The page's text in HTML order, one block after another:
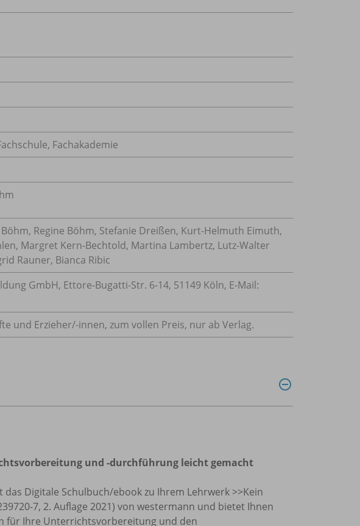
Fachakademie
Regine Böhm, Stefanie Dreißen, Kurt-Helmuth Eimuth,
Margret Kern-Bechtold, Martina Lambertz, Lutz-Walter
Rauner, Bianca Ribic
GmbH, Ettore-Bugatti-Str. 6-14, 51149 Köln, E-Mail:
und Erzieher/-innen, zum vollen Preis, nur ab Verlag.
und -durchführung leicht gemacht
Digitale Schulbuch/ebook zu Ihrem Lehrwerk >>Kein
7, 2. Auflage 2021) von westermann und bietet Ihnen
für Ihre Unterrichtsvorbereitung und den